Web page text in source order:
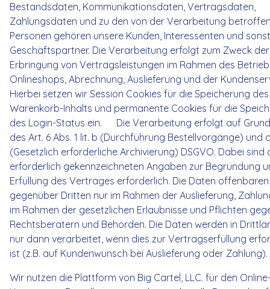
Bestandsdaten, Kommunikationsdaten, Vertragsdaten,
Zahlungsdaten und zu den von der Verarbeitung
Personen gehören unsere Kunden, Interessenten und
Geschäftspartner. Die Verarbeitung erfolgt zum Zweck der
Erbringung von Vertragsleistungen im Rahmen des
Onlineshops, Abrechnung, Auslieferung und der
Hierbei setzen wir Session Cookies für die Speicherung des
Warenkorb-Inhalts und permanente Cookies für die
des Login-Status ein. Die Verarbeitung erfolgt auf
des Art. 6 Abs. 1 lit. b (Durchführung Bestellvorgänge) und c
(Gesetzlich erforderliche Archivierung) DSGVO. Dabei sind
erforderlich gekennzeichneten Angaben zur Begründung
Erfüllung des Vertrages erforderlich. Die Daten
gegenüber Dritten nur im Rahmen der Auslieferung,
im Rahmen der gesetzlichen Erlaubnisse und Pflichten
Rechtsberatern und Behörden. Die Daten werden in
nur dann verarbeitet, wenn dies zur Vertragserfüllung
ist (z.B. auf Kundenwunsch bei Auslieferung oder
Wir nutzen die Plattform von Big Cartel, LLC. für den